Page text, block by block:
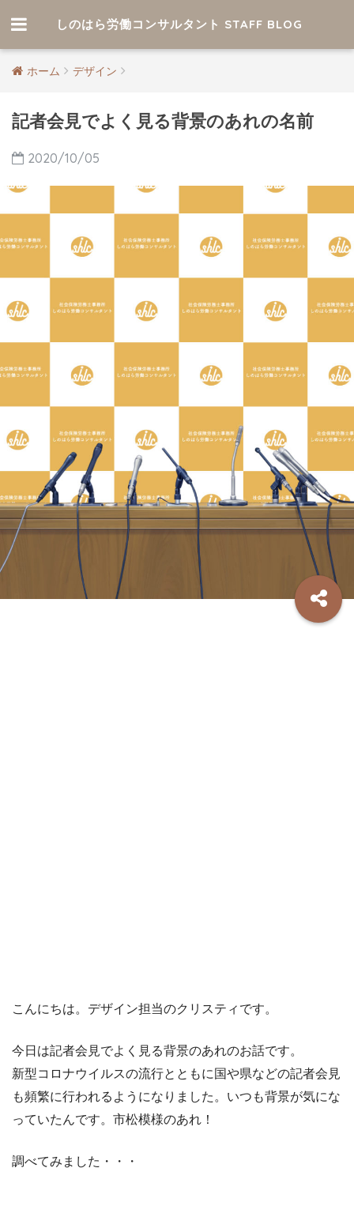
しのはら労働コンサルタント STAFF BLOG
ホーム デザイン
記者会見でよく見る背景のあれの名前
2020/10/05
こんにちは。デザイン担当のクリスティです。
今日は記者会見でよく見る背景のあれのお話です。
新型コロナウイルスの流行とともに国や県などの記者会見
も頻繁に行われるようになりました。いつも背景が気にな
っていたんです。市松模様のあれ！
調べてみました・・・